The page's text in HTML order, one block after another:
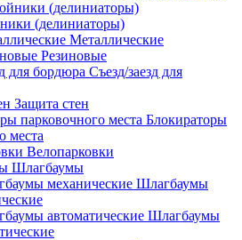
(делиниаторы)
Металлические
Резиновые
Съезд/заезд для
Защита стен
Блокираторы
места
Велопарковки
Шлагбаумы
Шлагбаумы
Шлагбаумы